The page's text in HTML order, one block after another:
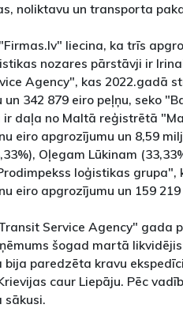
noliktavu un transporta
liecina, ka trīs
nozares pārstāvji ir
Agency", kas 2022.gadā
un 342 879 eiro peļņu, seko
daļa no Maltā reģistrētā
eiro apgrozījumu un 8,59
Oļegam Lūkinam
loģistikas
eiro apgrozījumu un 159
Service Agency" gada
šogad martā
bija paredzēta kravu
caur Liepāju. Pēc
sākusi.